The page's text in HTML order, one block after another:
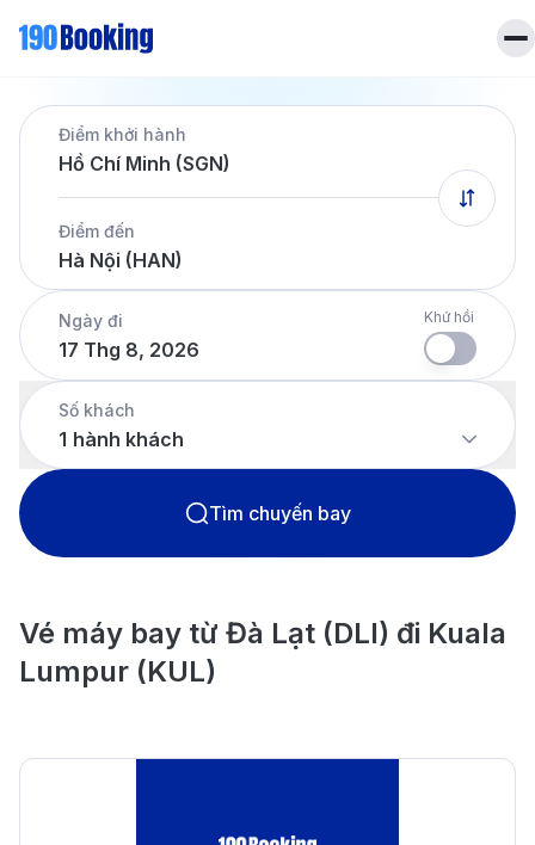
Trang chủ
Vé máy bay
Dịch vụ
Khách sạn
Tin tứcLiên hệ
Hotline
028 7303 6167
Tiếng Việt
Điểm khởi hành
Hồ Chí Minh (SGN)
Điểm đến
Hà Nội (HAN)
Ngày đi
17 Thg 8, 2026
Khứ hồi
Số khách
1 hành khách
Tìm chuyến bay
Vé máy bay từ Đà Lạt (DLI) đi Kuala
Lumpur (KUL)